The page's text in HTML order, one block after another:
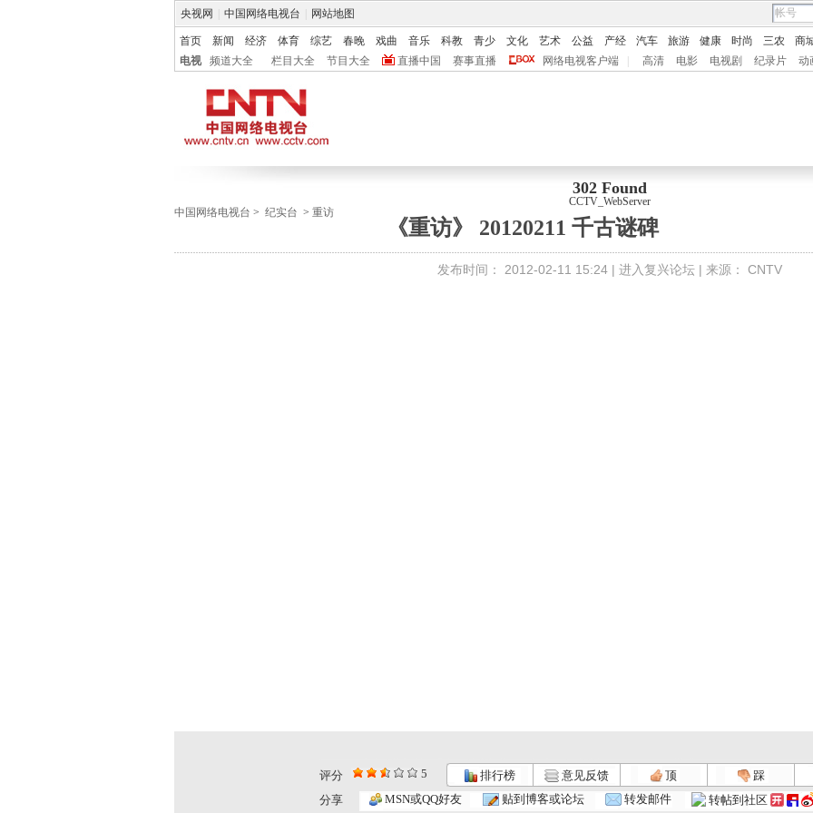
央视网 中国网络电视台 网站地图
首页 新闻 经济 体育 综艺 春晚 戏曲 音乐 科教 青少 文化 艺术 公益 产经 汽车 旅游 健康 时尚 三农
商
电视
频道大全 栏目大全 节目大全 直播中国 赛事直播 网络电视客户端 高清 电影 电视剧 纪录片 动
302 Found
CCTV_WebServer
中国网络电视台 > 纪实台 > 重访
《重访》 20120211 千古谜碑
发布时间： 2012-02-11 15:24 | 进入复兴论坛 | 来源： CNTV
评分 5 排行榜 意见反馈 顶
踩
分享
MSN或QQ好友 贴到博客或论坛 转发邮件 转帖到社区